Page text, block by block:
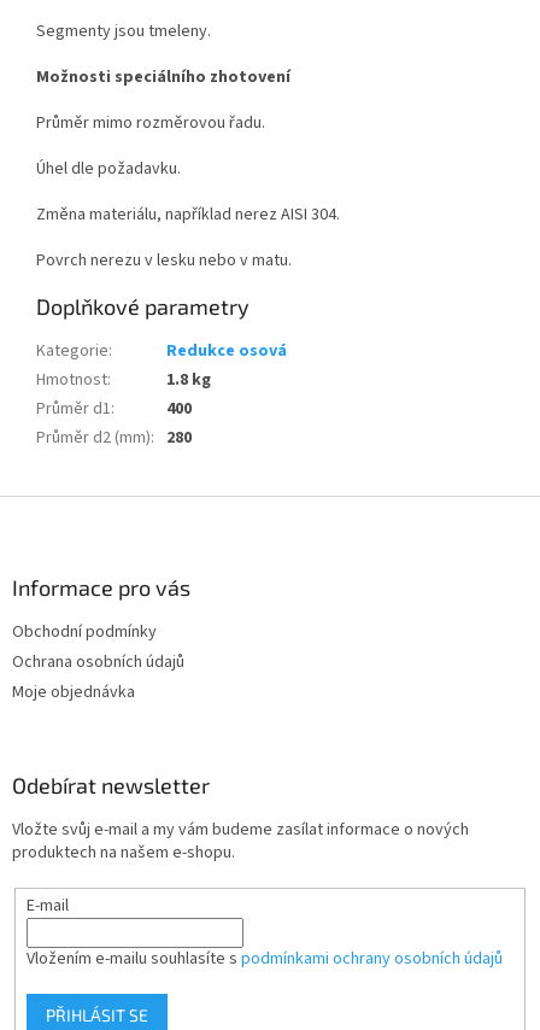
Segmenty jsou tmeleny.
Možnosti speciálního zhotovení
Průměr mimo rozměrovou řadu.
Úhel dle požadavku.
Změna materiálu, například nerez AISI 304.
Povrch nerezu v lesku nebo v matu.
Doplňkové parametry
Kategorie:
Redukce osová
Hmotnost:
1.8 kg
Průměr d1:
400
Průměr d2 (mm): 280
Informace pro vás
Obchodní podmínky
Ochrana osobních údajů
Moje objednávka
Odebírat newsletter
Vložte svůj e-mail a my vám budeme zasílat informace o nových
produktech na našem e-shopu.
E-mail
Vložením e-mailu souhlasíte s podmínkami ochrany osobních údajů
PŘIHLÁSIT SE